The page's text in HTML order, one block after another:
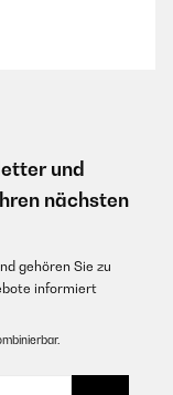
und
nächsten
gehören Sie zu
informiert